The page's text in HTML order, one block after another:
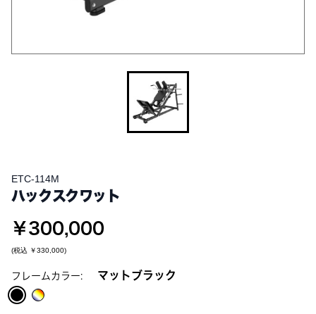
ETC-114M
ハックスクワット
￥300,000
(税込 ￥330,000)
フレームカラー: マットブラック